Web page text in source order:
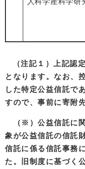
（注記１）上記認
となります。 なお、
した特定公益信託で
すので、事前に寄附
（※）公益信託に関
象が公益信託の信託
信託に係る信託事務
た。
旧制度に基づく